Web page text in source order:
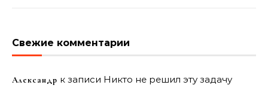
Свежие комментарии
Александр к записи Никто не решил эту задачу